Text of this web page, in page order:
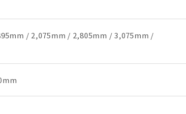
/ 2,075mm / 2,805mm / 3,075mm /